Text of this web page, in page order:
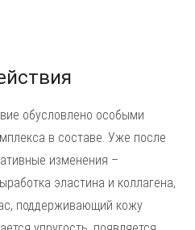
обусловлено особыми
в составе. Уже после
изменения –
эластина и коллагена,
поддерживающий кожу